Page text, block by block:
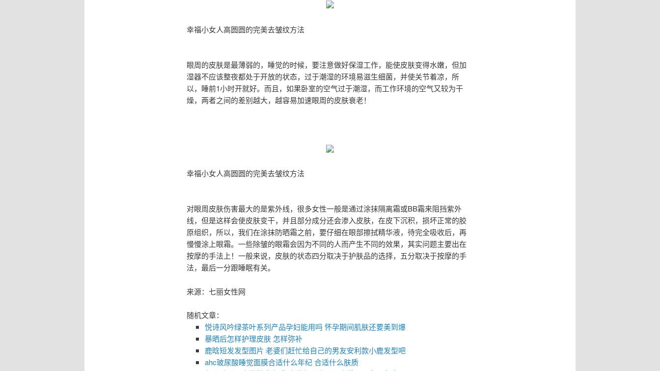
幸福小女人高圆圆的完美去皱纹方法
眼周的皮肤是最薄弱的，睡觉的时候，要注意做好保湿工作，能使皮肤变得水嫩，但加
湿器不应该整夜都处于开放的状态，过于潮湿的环境易滋生细菌，并使关节着凉，所
以，睡前1小时开就好。而且，如果卧室的空气过于潮湿，而工作环境的空气又较为干
燥，两者之间的差别越大，越容易加速眼周的皮肤衰老！
幸福小女人高圆圆的完美去皱纹方法
对眼周皮肤伤害最大的是紫外线，很多女性一般是通过涂抹隔离霜或BB霜来阻挡紫外
线，但是这样会使皮肤变干，并且部分成分还会渗入皮肤，在皮下沉积，损坏正常的胶
原组织，所以，我们在涂抹防晒霜之前，要仔细在眼部擦拭精华液，待完全吸收后，再
慢慢涂上眼霜。一些除皱的眼霜会因为不同的人而产生不同的效果，其实问题主要出在
按摩的手法上！一般来说，皮肤的状态四分取决于护肤品的选择，五分取决于按摩的手
法，最后一分跟睡眠有关。
来源：七丽女性网
随机文章：
悦诗风吟绿茶叶系列产品孕妇能用吗 怀孕期间肌肤还要美到爆
暴晒后怎样护理皮肤 怎样弥补
鹿晗短发发型图片 老婆们赶忙给自己的男友安利款小鹿发型吧
ahc玻尿酸睡觉面膜合适什么年纪 合适什么肤质